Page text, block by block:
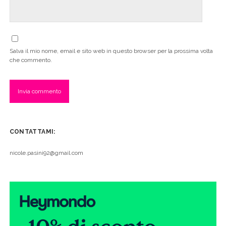
Salva il mio nome, email e sito web in questo browser per la prossima volta
che commento.
CONTATTAMI:
nicole.pasini92@gmail.com